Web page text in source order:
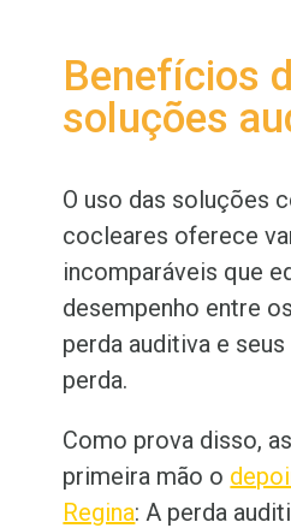
Benefícios
soluções
O uso das soluções
cocleares oferece
incomparáveis que
desempenho entre
perda auditiva e
perda.
Como prova disso,
primeira mão o
Regina: A perda